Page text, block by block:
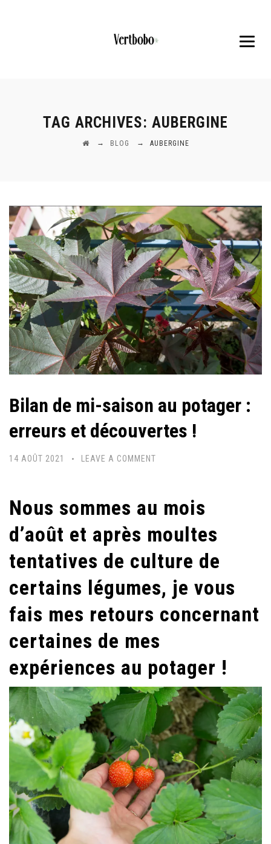
TAG ARCHIVES: AUBERGINE
→ BLOG → AUBERGINE
Bilan de mi-saison au potager :
erreurs et découvertes !
14 AOÛT 2021 LEAVE A COMMENT
Nous sommes au mois
d’août et après moultes
tentatives de culture de
certains légumes, je vous
fais mes retours concernant
certaines de mes
expériences au potager !